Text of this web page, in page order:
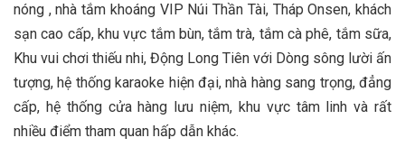
nóng , nhà tắm khoáng VIP Núi Thần Tài, Tháp Onsen, khách
sạn cao cấp, khu vực tắm bùn, tắm trà, tắm cà phê, tắm sữa,
Khu vui chơi thiếu nhi, Động Long Tiên với Dòng sông lười ấn
tượng, hệ thống karaoke hiện đại, nhà hàng sang trọng, đẳng
cấp, hệ thống cửa hàng lưu niệm, khu vực tâm linh và rất
nhiều điểm tham quan hấp dẫn khác.